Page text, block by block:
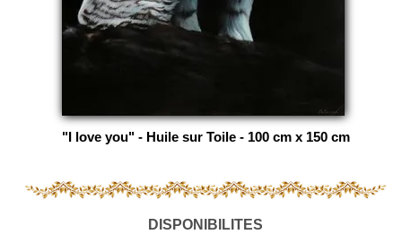
"I love you" - Huile sur Toile - 100 cm x 150 cm
DISPONIBILITES